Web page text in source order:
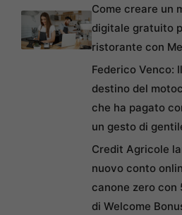
Come creare un
digitale gratuito
ristorante con
Federico Venco:
destino del
che ha pagato
un gesto di
Credit Agricole
nuovo conto
canone zero con
di Welcome